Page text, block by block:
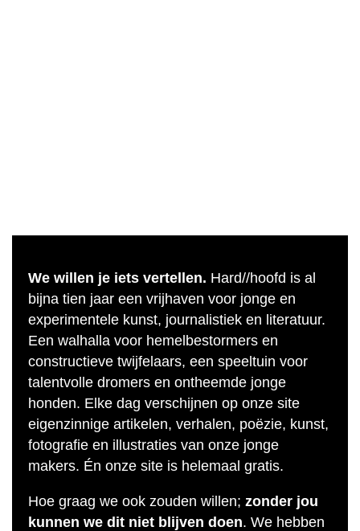
We willen je iets vertellen. Hard//hoofd is al
bijna tien jaar een vrijhaven voor jonge en
experimentele kunst, journalistiek en literatuur.
Een walhalla voor hemelbestormers en
constructieve twijfelaars, een speeltuin voor
talentvolle dromers en ontheemde jonge
honden. Elke dag verschijnen op onze site
eigenzinnige artikelen, verhalen, poëzie, kunst,
fotografie en illustraties van onze jonge
makers. Én onze site is helemaal gratis.
Hoe graag we ook zouden willen; zonder jou
kunnen we dit niet blijven doen. We hebben